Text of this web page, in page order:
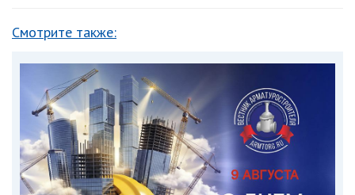
Смотрите также: